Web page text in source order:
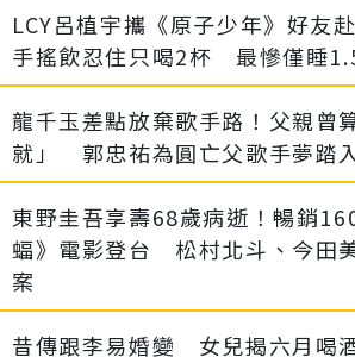
LCY呂植宇攜《原子少年》好友
手搖飲忍住只喝2杯 最慘僅睡
龍千玉差點放棄歌手路！父親曾
就」 郭忠祐為圓亡父歌手夢踏
東野圭吾享壽68歲病逝！暢銷
蝠》電影登台 松村北斗、今田
案
昔傳跟李易婚變 女兒揭六月喝